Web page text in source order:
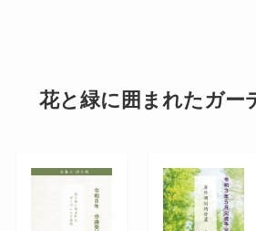
花と緑に囲まれたガー